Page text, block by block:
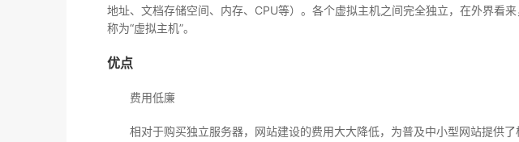
地址、文档存储空间、内存、CPU等）。各个虚拟主机之间完全独立，在外界看
称为“虚拟主机”。
优点
费用低廉
相对于购买独立服务器，网站建设的费用大大降低，为普及中小型网站提供了